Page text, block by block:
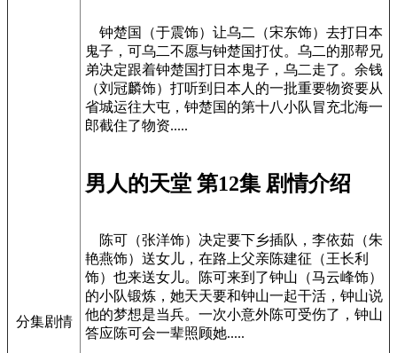
分集剧情
钟楚国（于震饰）让乌二（宋东饰）去打日本
鬼子，可乌二不愿与钟楚国打仗。乌二的那帮兄
弟决定跟着钟楚国打日本鬼子，乌二走了。余钱
（刘冠麟饰）打听到日本人的一批重要物资要从
省城运往大屯，钟楚国的第十八小队冒充北海一
郎截住了物资.....
男人的天堂 第12集 剧情介绍
陈可（张洋饰）决定要下乡插队，李依茹（朱
艳燕饰）送女儿，在路上父亲陈建征（王长利
饰）也来送女儿。陈可来到了钟山（马云峰饰）
的小队锻炼，她天天要和钟山一起干活，钟山说
他的梦想是当兵。一次小意外陈可受伤了，钟山
答应陈可会一辈照顾她.....